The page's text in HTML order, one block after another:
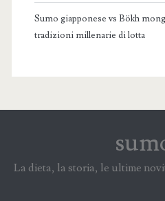
Sumo giapponese vs Bökh
tradizioni millenarie di lotta
La dieta, la storia, le ultime